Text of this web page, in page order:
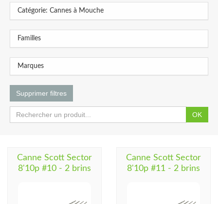
Catégorie: Cannes à Mouche
Familles
Marques
Supprimer filtres
OK
Canne Scott Sector
8'10p #10 - 2 brins
Canne Scott Sector
8'10p #11 - 2 brins